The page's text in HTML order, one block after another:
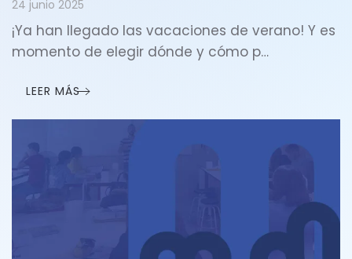
24 junio 2025
¡Ya han llegado las vacaciones de verano! Y es
momento de elegir dónde y cómo p…
LEER MÁS